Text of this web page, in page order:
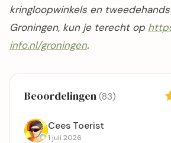
kringloopwinkels en
Groningen, kun je terecht op
info.nl/groningen.
Beoordelingen(83)
Cees Toerist
1 juli 2026